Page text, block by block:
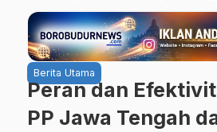
Berita Utama
Peran dan
PP Jawa Tengah